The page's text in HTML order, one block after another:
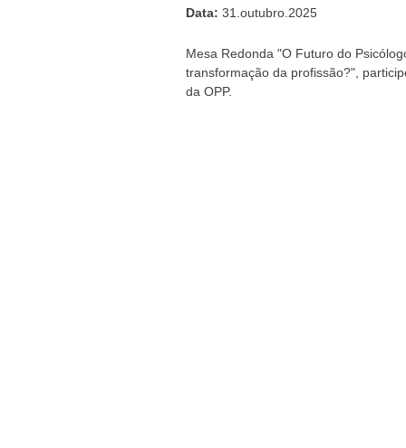
Data: 31.outubro.2025
Mesa Redonda "O Futuro do
transformação da profissão?",
da OPP.